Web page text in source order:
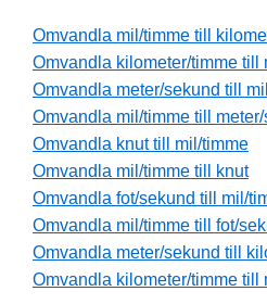
Omvandla mil/timme till
Omvandla kilometer/timme till
Omvandla meter/sekund till
Omvandla mil/timme till meter/
Omvandla knut till mil/timme
Omvandla mil/timme till knut
Omvandla fot/sekund till mil/
Omvandla mil/timme till fot/
Omvandla meter/sekund till
Omvandla kilometer/timme till